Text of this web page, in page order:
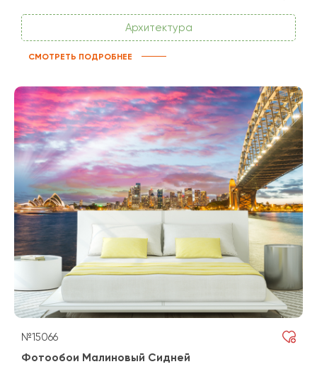
Архитектура
СМОТРЕТЬ ПОДРОБНЕЕ
№15066
Фотообои Малиновый Сидней